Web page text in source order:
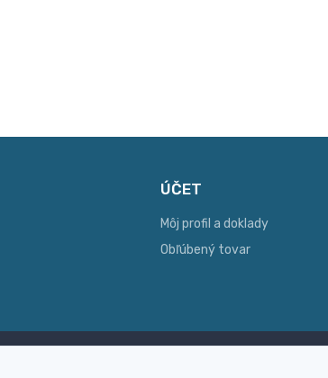
ÚČET
Môj profil a doklady
Obľúbený tovar